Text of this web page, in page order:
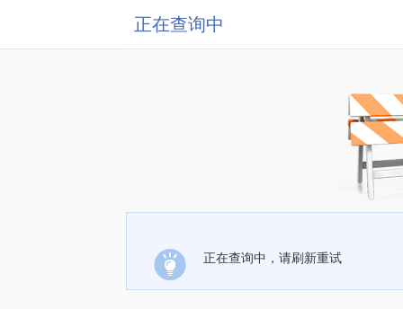
正在查询中
正在查询中，请刷新重试